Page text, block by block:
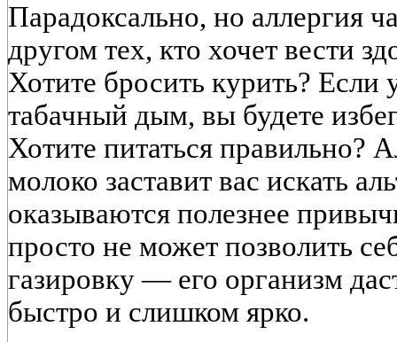
Парадоксально, но аллергия
другом тех, кто хочет вести
Хотите бросить курить? Если
табачный дым, вы будете
Хотите питаться правильно?
молоко заставит вас искать
оказываются полезнее
просто не может позволить
газировку — его организм
быстро и слишком ярко.